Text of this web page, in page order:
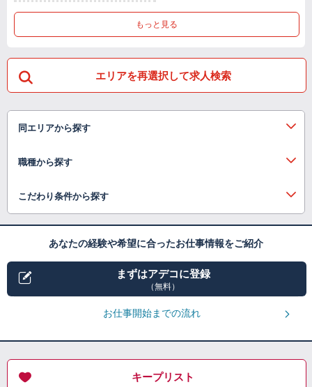
もっと見る
エリアを再選択して求人検索
同エリアから探す
職種から探す
こだわり条件から探す
あなたの経験や希望に合ったお仕事情報をご紹介
まずはアデコに登録
（無料）
お仕事開始までの流れ
キープリスト